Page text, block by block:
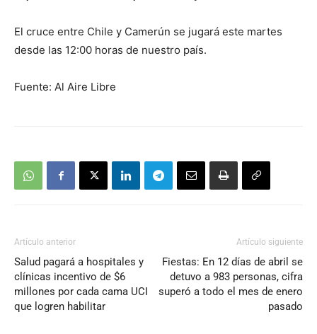
El cruce entre Chile y Camerún se jugará este martes
desde las 12:00 horas de nuestro país.
Fuente: Al Aire Libre
Artículo anterior
Salud pagará a hospitales y
clínicas incentivo de $6
millones por cada cama UCI
que logren habilitar
Artículo siguiente
Fiestas: En 12 días de abril se
detuvo a 983 personas, cifra
superó a todo el mes de enero
pasado